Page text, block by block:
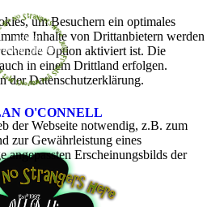
O'CONNELL
um Besuchern ein optimales
Inhalte von Drittanbietern werden
Option aktiviert ist. Die
in einem Drittland erfolgen.
der Datenschutzerklärung.
der Webseite notwendig, z.B. zum
zur Gewährleistung eines
angepassten Erscheinungsbilds der